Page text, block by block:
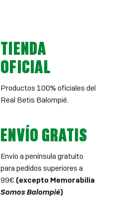
TIENDA
OFICIAL
Productos 100% oficiales del
Real Betis Balompié.
ENVÍO GRATIS
Envío a península gratuito
para pedidos superiores a
99€ (excepto Memorabilia
Somos Balompié)